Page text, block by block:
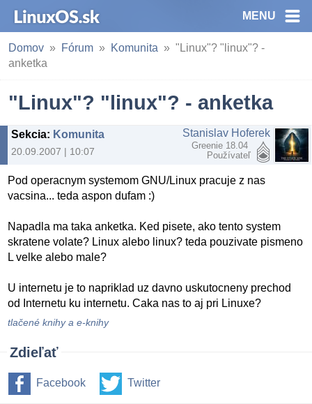
MENU
Domov Fórum Komunita
"Linux"? "linux"? -
anketka
"Linux"? "linux"? - anketka
Sekcia: Komunita
20.09.2007 | 10:07
Stanislav Hoferek
Greenie 18.04
Používateľ
Pod operacnym systemom GNU/Linux pracuje z nas
vacsina... teda aspon dufam :)
Napadla ma taka anketka. Ked pisete, ako tento system
skratene volate? Linux alebo linux? teda pouzivate pismeno
L velke alebo male?
U internetu je to napriklad uz davno uskutocneny prechod
od Internetu ku internetu. Caka nas to aj pri Linuxe?
tlačené knihy a e-knihy
Zdieľať
Facebook Twitter